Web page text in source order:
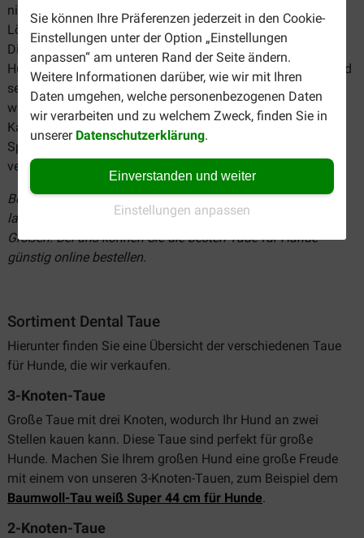
Sie können Ihre Präferenzen jederzeit in den Cookie-
Einstellungen unter der Option „Einstellungen
anpassen“ am unteren Rand der Seite ändern.
Weitere Informationen darüber, wie wir mit Ihren
Daten umgehen, welche personenbezogenen Daten
wir verarbeiten und zu welchem Zweck, finden Sie in
unserer Datenschutzerklärung.
Einverstanden und weiter
Einstellungen anpassen
nicht, dass er auf Ihren Möbeln oder Besitztümern kaut. Die
Lösung? Geben Sie Ihrem Hund ein Dental Tau zum Kauen!
Diese Taue sind besonders stark und speziell gemacht für
Hunde um darauf zu kauen. Auf diese Weise reinigt Ihr Hund
sein Gebiss, wodurch Plaque und Zahnstein vorgebeugt
wird. Darüber hinaus befriedigt er hiermit sein natürliches
Kaubedürfnis. Außerdem können Sie das Tau auch zum
Spielen verwenden und so die Bindung zu Ihrem Hund
verstärken.
Bei Brekz finden Sie eine breite Auswahl an starken und
langlebigen Tauen für Ihren Hund, in diversen Sorten und
Größen. Bei uns können Sie die besten Taue für Hunde
günstig online bestellen.
Sortiment Dental Taue
Hierunter finden Sie eine Übersicht der verschiedenen Taue
für Hunde, die wir verkaufen.
3-Knoten-Taue
Große Taue mit drei Knoten, wodurch Ihr Hund an zwei
Stellen kauen kann. Diese Taue sind perfekt für große
Hunde. Machen Sie Ihrem großen Hund eine große Freude
mit einem von unseren 3-Knoten-Tauen, zum Beispiel dem
Baumwoll-Tau weiß Super 44 cm für Hunde.
2-Knoten-Taue